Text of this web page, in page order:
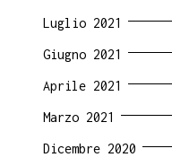
Luglio 2021
Giugno 2021
Aprile 2021
Marzo 2021
Dicembre 2020